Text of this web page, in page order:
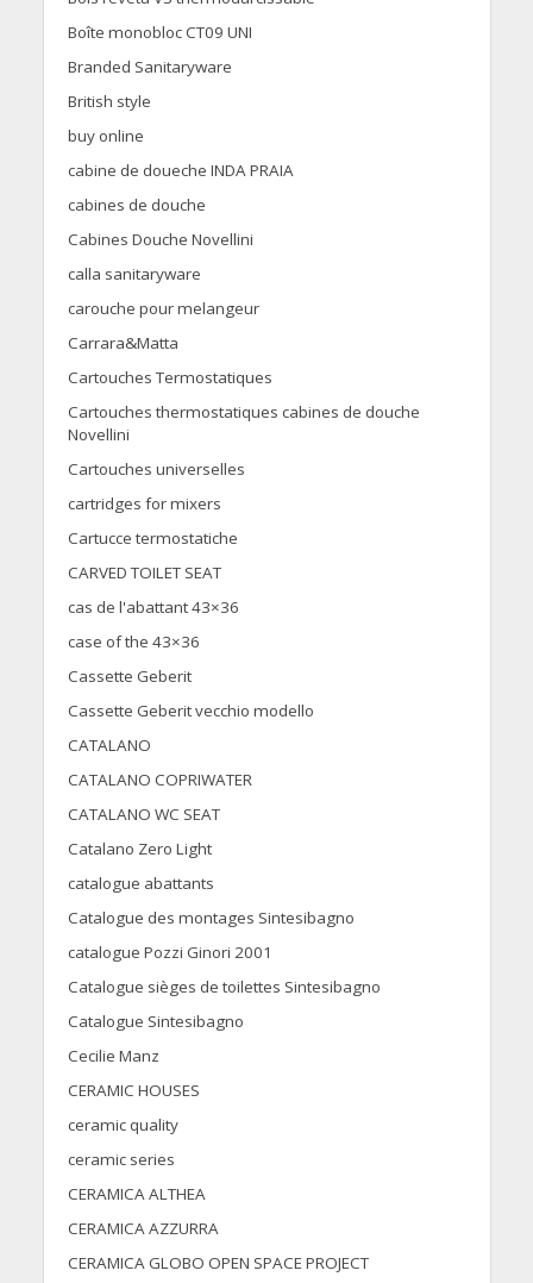
Boîte monobloc CT09 UNI
Branded Sanitaryware
British style
buy online
cabine de doueche INDA PRAIA
cabines de douche
Cabines Douche Novellini
calla sanitaryware
carouche pour melangeur
Carrara&Matta
Cartouches Termostatiques
Cartouches thermostatiques cabines de douche
Novellini
Cartouches universelles
cartridges for mixers
Cartucce termostatiche
CARVED TOILET SEAT
cas de l'abattant 43×36
case of the 43×36
Cassette Geberit
Cassette Geberit vecchio modello
CATALANO
CATALANO COPRIWATER
CATALANO WC SEAT
Catalano Zero Light
catalogue abattants
Catalogue des montages Sintesibagno
catalogue Pozzi Ginori 2001
Catalogue sièges de toilettes Sintesibagno
Catalogue Sintesibagno
Cecilie Manz
CERAMIC HOUSES
ceramic quality
ceramic series
CERAMICA ALTHEA
CERAMICA AZZURRA
CERAMICA GLOBO OPEN SPACE PROJECT